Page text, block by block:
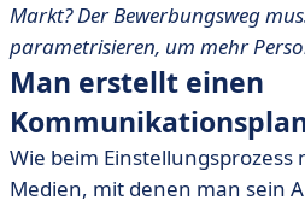
Markt? Der Bewerbungsweg
parametrisieren, um mehr
Man erstellt einen
Wie beim Einstellungsprozess
Medien, mit denen man sein